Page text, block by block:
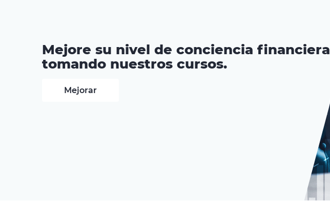
Mejore su nivel de conciencia financiera
tomando nuestros cursos.
Mejorar